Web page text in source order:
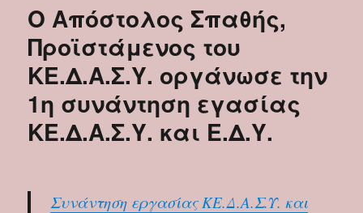
Ο Απόστολος Σπαθής,
Προϊστάμενος του
ΚΕ.Δ.Α.Σ.Υ. οργάνωσε την
1η συνάντηση εγασίας
ΚΕ.Δ.Α.Σ.Υ. και Ε.Δ.Υ.
Συνάντηση εργασίας ΚΕ.Δ.Α.Σ.Υ. και